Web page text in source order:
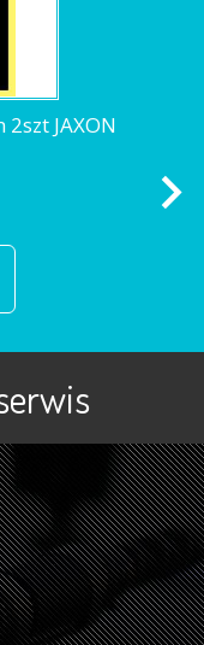
JAXON
navigate_next